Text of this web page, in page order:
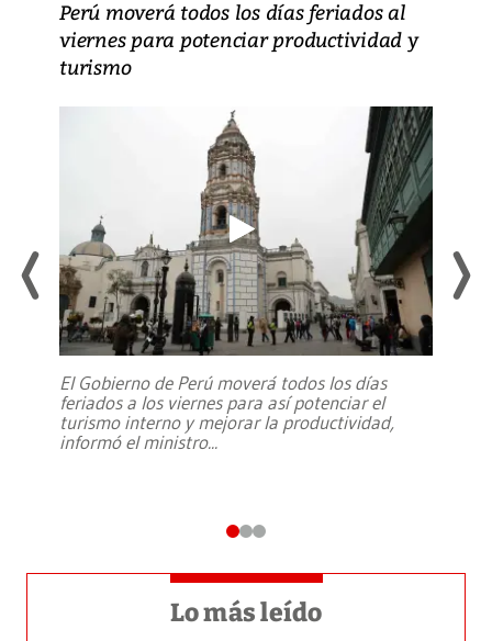
Perú moverá todos los días feriados al
viernes para potenciar productividad y
turismo
El Gobierno de Perú moverá todos los días
feriados a los viernes para así potenciar el
turismo interno y mejorar la productividad,
informó el ministro...
Lo más leído